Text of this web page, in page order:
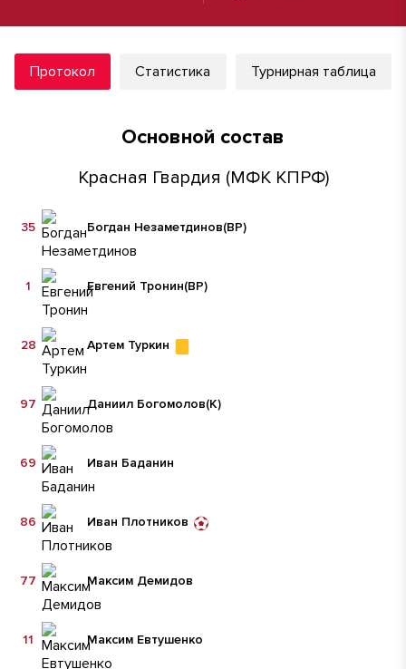
Протокол Статистика Турнирная таблица
Основной состав
Красная Гвардия (МФК КПРФ)
Богдан Незаметдинов(ВР)
35
Евгений Тронин(ВР)
1
Артем Туркин
28
Даниил Богомолов(К)
97
Иван Баданин
69
Иван Плотников
86
Максим Демидов
77
Максим Евтушенко
11